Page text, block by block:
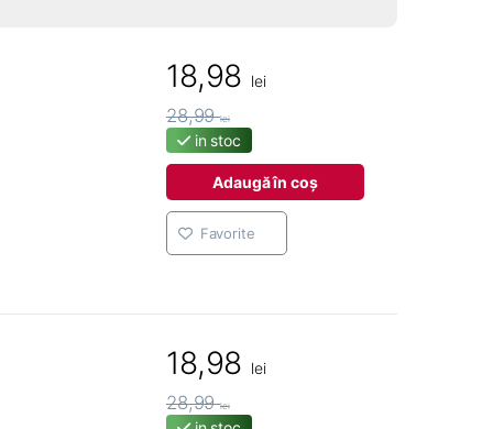
18,98 lei
28,99lei
in stoc
Adaugă în coș
Favorite
18,98 lei
28,99lei